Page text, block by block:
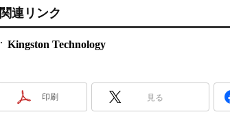
関連リンク
Kingston Technology
印刷 見る